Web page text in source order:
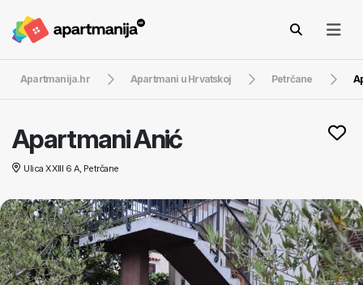
Apartmanija.hr Apartmani u Hrvatskoj Petrčane
Apartmani Anić
Ulica XXIII 6 A, Petrčane